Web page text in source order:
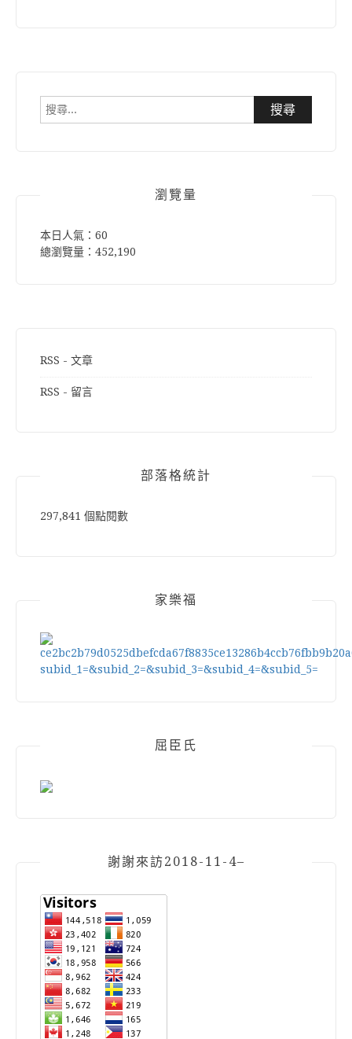
搜
瀏覽量
本日人氣：60
總瀏覽量：452,190
RSS - 文章
RSS - 留言
部落格統計
297,841 個點閱數
家樂福
屈臣氏
謝謝來訪2018-11-4–